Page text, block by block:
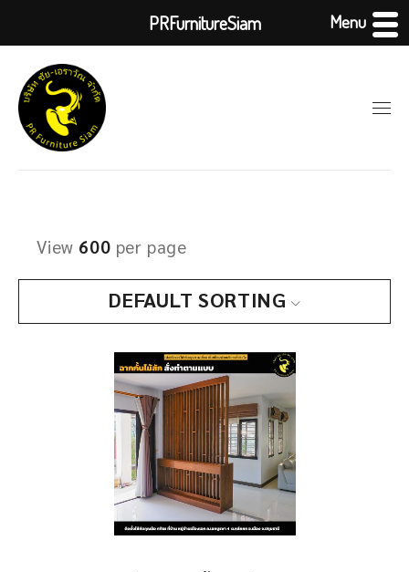
DEFAULT SORTING
View 600 per page
PRFurnitureSiam Menu